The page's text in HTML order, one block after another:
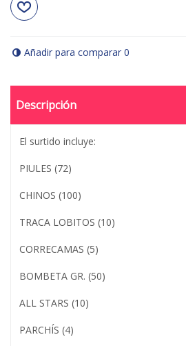
Añadir para comparar 0
Descripción
El surtido incluye:
PIULES (72)
CHINOS (100)
TRACA LOBITOS (10)
CORRECAMAS (5)
BOMBETA GR. (50)
ALL STARS (10)
PARCHÍS (4)